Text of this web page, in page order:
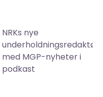
NRKs nye
underholdningsredaktør
med MGP-nyheter i
podkast